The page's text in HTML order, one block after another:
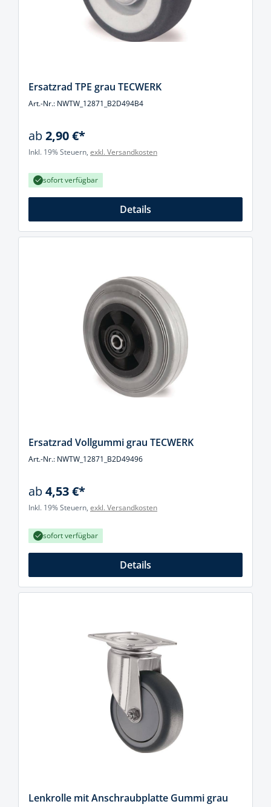
Ersatzrad TPE grau TECWERK
Art.-Nr.: NWTW_12871_B2D494B4
ab2,90 €*
Inkl. 19% Steuern, exkl. Versandkosten
sofort verfügbar
Details
Ersatzrad Vollgummi grau TECWERK
Art.-Nr.: NWTW_12871_B2D49496
ab4,53 €*
Inkl. 19% Steuern, exkl. Versandkosten
sofort verfügbar
Details
Lenkrolle mit Anschraubplatte Gummi grau